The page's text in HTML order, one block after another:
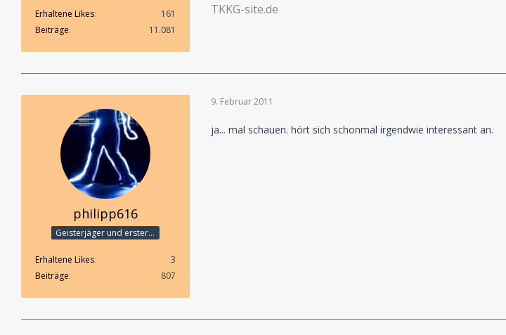
Erhaltene Likes
161
Beiträge
11.081
TKKG-site.de
philipp616
Geisterjäger und erster Detektiv
Erhaltene Likes
3
Beiträge
807
9. Februar 2011
ja... mal schauen. hört sich schonmal irgendwie interessant an.